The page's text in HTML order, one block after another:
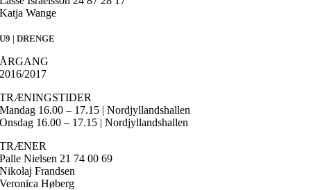
Katja Wange
U9 | DRENGE
ÅRGANG
2016/2017
TRÆNINGSTIDER
Mandag 16.00 – 17.15 | Nordjyllandshallen
Onsdag 16.00 – 17.15 | Nordjyllandshallen
TRÆNER
Palle Nielsen 21 74 00 69
Nikolaj Frandsen
Veronica Høberg